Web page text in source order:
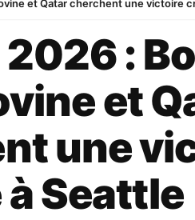
et Qatar cherchent une victoire
:
et
une
Seattle